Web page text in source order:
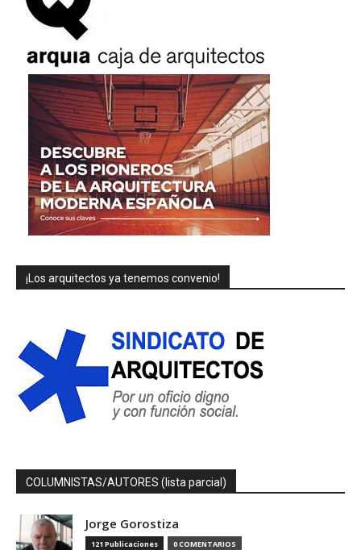
¡Los arquitectos ya tenemos convenio!
COLUMNISTAS/AUTORES (lista parcial)
Jorge Gorostiza
121 Publicaciones 0 COMENTARIOS